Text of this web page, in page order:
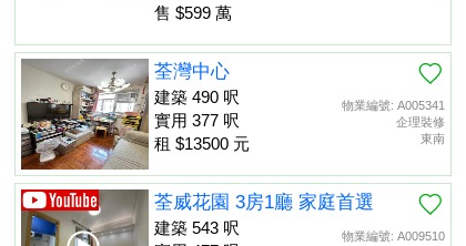
售 $599 萬
物業編號: A005341
企理裝修
東南
荃灣中心
建築 490 呎
實用 377 呎
租 $13500 元
物業編號: A009510
荃威花園 3房1廳 家庭首選
建築 543 呎